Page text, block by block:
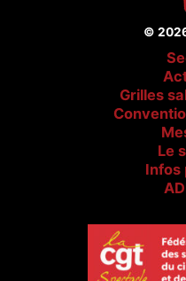
©
Grilles
Le
Infos